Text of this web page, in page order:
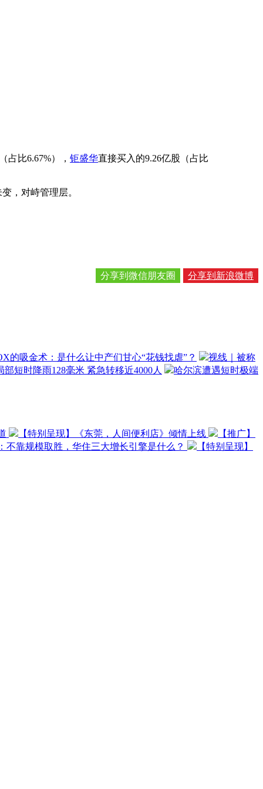
占比6.67%）， 钜盛华直接买入的9.26亿股（占比
，对峙管理层。
分享到新浪微博
分享到微信朋友圈
的吸金术：是什么让中产们甘心“花钱找虐”？
视线｜被称
部短时降雨128毫米 紧急转移近4000人
哈尔滨遭遇短时极端
【特别呈现】《东莞，人间便利店》倾情上线
【推广】
不靠规模取胜，华住三大增长引擎是什么？
【特别呈现】